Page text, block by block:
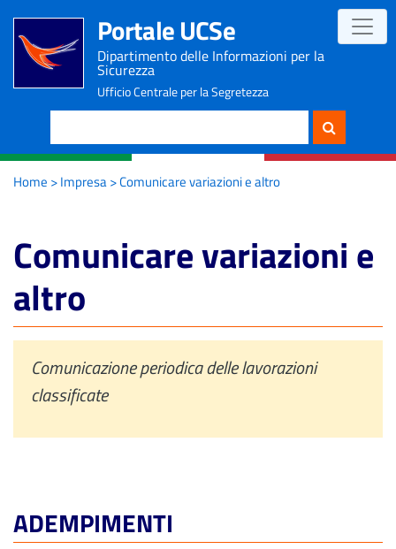
Portale UCSe
Dipartimento delle Informazioni per la
Sicurezza
Ufficio Centrale per la Segretezza
Home >Impresa> Comunicare variazioni e altro
Comunicare variazioni e
altro
Comunicazione periodica delle lavorazioni
classificate
ADEMPIMENTI